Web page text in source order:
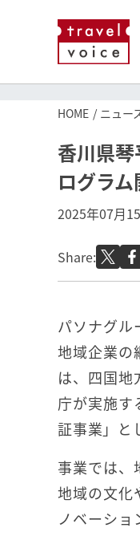
HOME ニュー
香川県
ログラ
2025年07月
Share:
パソナグル
地域企業の
は、四国地
庁が実施す
証事業」と
事業では、
地域の文化
ノベーショ